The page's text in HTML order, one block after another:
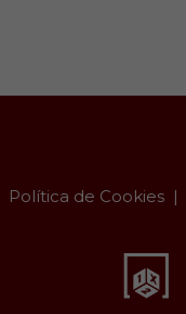
Política de Cookies